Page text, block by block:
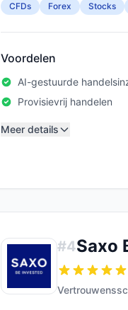
CFDs Forex Stocks
Voordelen
AI-gestuurde
Provisievrij handelen
Meer details
#4Saxo